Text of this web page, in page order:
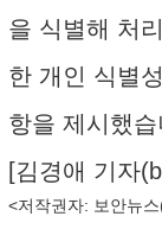
을 식별해 처
한 개인 식별
항을 제시했습
[김경애 기자(
<저작권자: 보안뉴